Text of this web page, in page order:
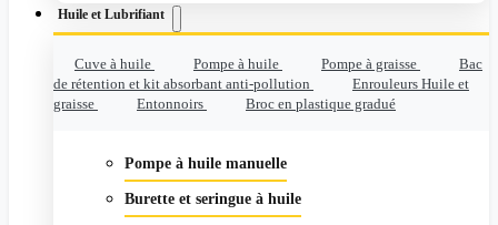
Huile et Lubrifiant
Cuve à huile Pompe à huile Pompe à graisse
Bac
de rétention et kit absorbant anti-pollution
Enrouleurs Huile et
graisse
Entonnoirs Broc en plastique gradué
Pompe à huile manuelle
Burette et seringue à huile